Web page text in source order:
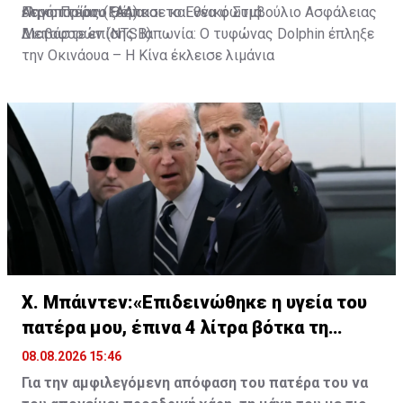
ελικοπτέρου ξέσπασε και νέα φωτιά.
Αεροπορίας (FAA) και το Εθνικό Συμβούλιο Ασφάλειας
Μεταφορών (NTSB).
Πηγή: Πρώτο Θέμα
Διαβάστε επίσης:Ιαπωνία: Ο τυφώνας Dolphin έπληξε
την Οκινάουα – Η Κίνα έκλεισε λιμάνια
Χ. Μπάιντεν:«Επιδεινώθηκε η υγεία του
πατέρα μου, έπινα 4 λίτρα βότκα τη
μέρα»
08.08.2026 15:46
Για την αμφιλεγόμενη απόφαση του πατέρα του να